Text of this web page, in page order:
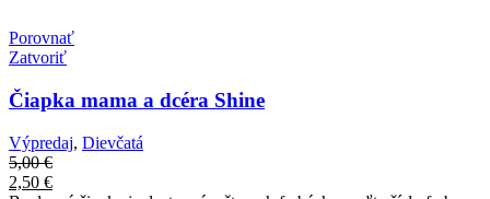
Porovnať
Zatvoriť
Čiapka mama a dcéra Shine
Výpredaj, Dievčatá
5,00€
2,50 €